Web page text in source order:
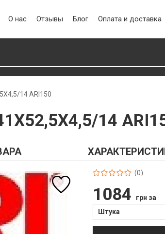
О нас Отзывы Блог Оплата и доставка
14 ARI150
14
(0)
1084
грн за
Штука